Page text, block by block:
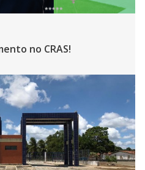
no CRAS!